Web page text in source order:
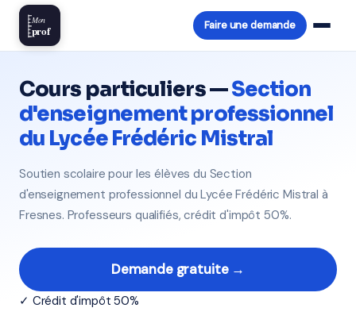
Mon
prof Faire une demande
Cours particuliers —Section
d'enseignement professionnel
du Lycée Frédéric Mistral
Soutien scolaire pour les élèves du Section
d'enseignement professionnel du Lycée Frédéric Mistral à
Fresnes. Professeurs qualifiés, crédit d'impôt 50%.
Demande gratuite →
✓ Crédit d'impôt 50%